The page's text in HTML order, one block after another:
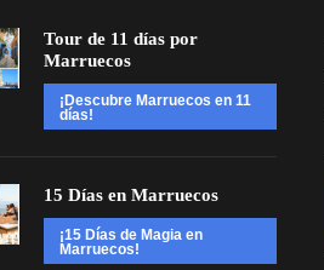
Tour de 11 días por
Marruecos
¡Descubre Marruecos en 11
días!
15 Días en Marruecos
¡15 Días de Magia en
Marruecos!